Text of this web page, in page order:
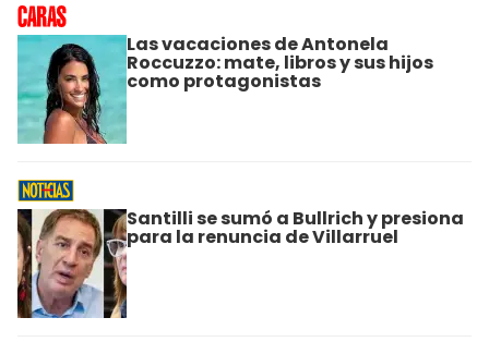
Las vacaciones de Antonela
Roccuzzo: mate, libros y sus hijos
como protagonistas
Santilli se sumó a Bullrich y presiona
para la renuncia de Villarruel